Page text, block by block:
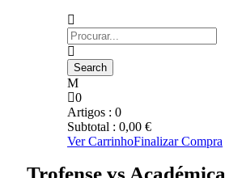
0
Artigos : 0
Subtotal : 0,00 €
Ver CarrinhoFinalizar Compra
Trofense vs Académica